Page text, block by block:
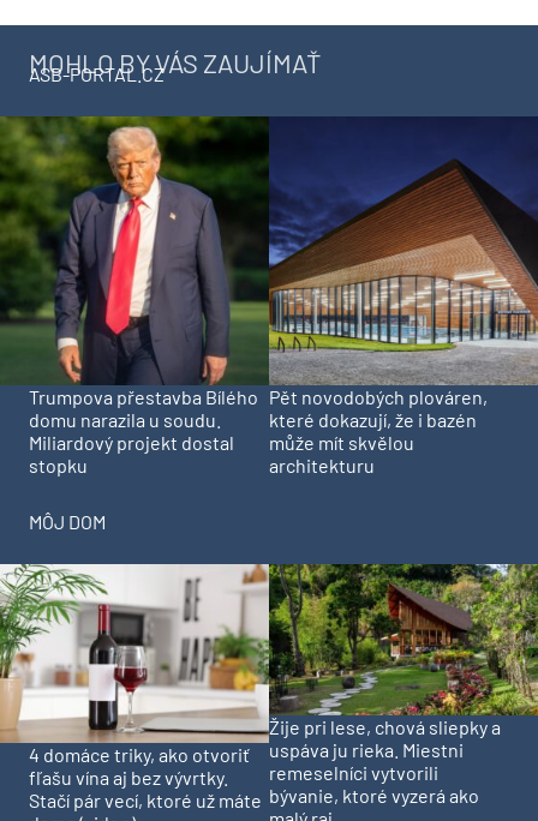
MOHLO BY VÁS ZAUJÍMAŤ
ASB-PORTAL.CZ
Trumpova přestavba Bílého
domu narazila u soudu.
Miliardový projekt dostal
stopku
Pět novodobých plováren,
které dokazují, že i bazén
může mít skvělou
architekturu
MÔJ DOM
4 domáce triky, ako otvoriť
fľašu vína aj bez vývrtky.
Stačí pár vecí, ktoré už máte
Žije pri lese, chová sliepky a
uspáva ju rieka. Miestni
remeselníci vytvorili
bývanie, ktoré vyzerá ako